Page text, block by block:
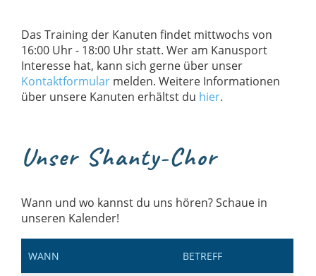
Das Training der Kanuten findet mittwochs von
16:00 Uhr - 18:00 Uhr statt. Wer am Kanusport
Interesse hat, kann sich gerne über unser
Kontaktformular melden. Weitere Informationen
über unsere Kanuten erhältst du hier.
Unser Shanty-Chor
Wann und wo kannst du uns hören? Schaue in
unseren Kalender!
WANN BETREFF